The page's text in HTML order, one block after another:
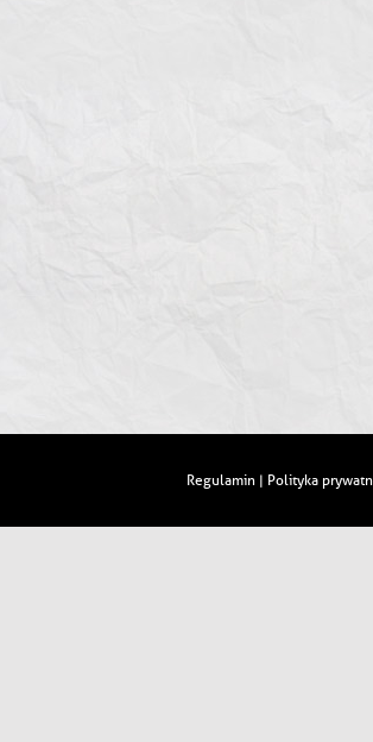
Regulamin | Polityka